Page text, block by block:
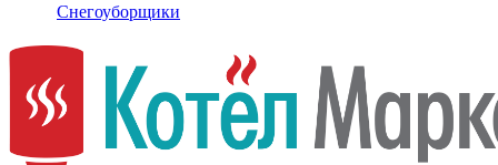
Снегоуборщики